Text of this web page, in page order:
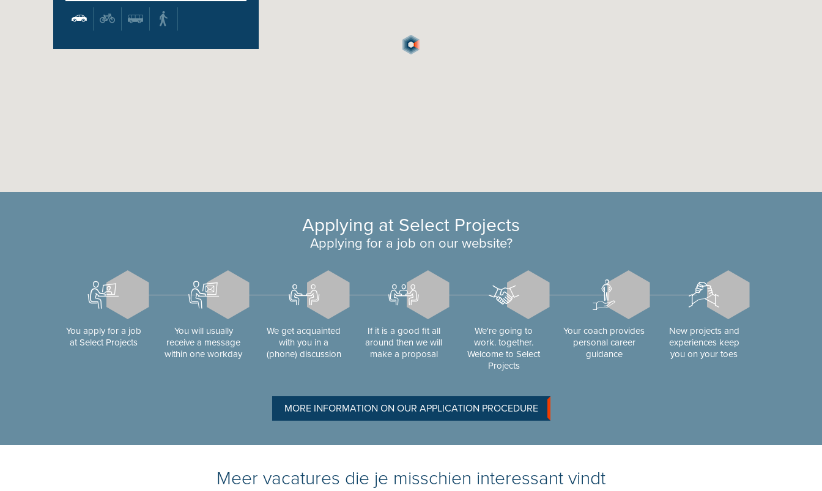
Applying at Select Projects
Applying for a job on our website?
You apply for a job
at Select Projects
You will usually
receive a message
within one workday
We get acquainted
with you in a
(phone) discussion
If it is a good fit all
around then we will
make a proposal
We're going to
work. together.
Welcome to Select
Projects
Your coach provides
personal career
guidance
New projects and
experiences keep
you on your toes
MORE INFORMATION ON OUR APPLICATION PROCEDURE
Meer vacatures die je misschien interessant vindt